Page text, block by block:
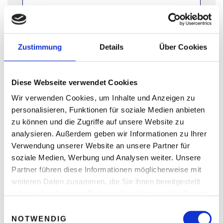
Zustimmung Details Über Cookies
Diese Webseite verwendet Cookies
Wir verwenden Cookies, um Inhalte und Anzeigen zu
personalisieren, Funktionen für soziale Medien anbieten
zu können und die Zugriffe auf unsere Website zu
analysieren. Außerdem geben wir Informationen zu Ihrer
Verwendung unserer Website an unsere Partner für
soziale Medien, Werbung und Analysen weiter. Unsere
Partner führen diese Informationen möglicherweise mit
weiteren Daten zusammen, die Sie ihnen bereitgestellt
NOTWENDIG
NAME
WEBSITE
NAME, E-MAIL-ADRESSE UND WEBSITE IN
DIESEM BROWSER FÜR MEINEN NÄCHSTEN